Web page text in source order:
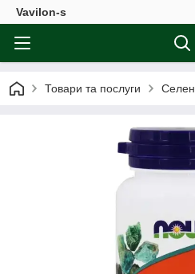
Vavilon-s
Товари та послуги Селен